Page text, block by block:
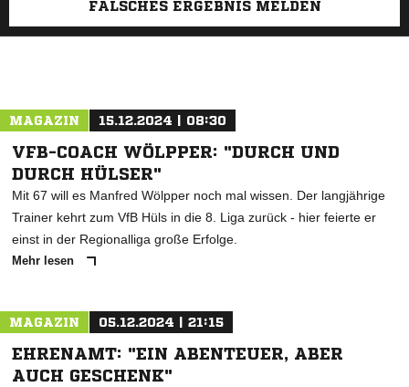
FALSCHES ERGEBNIS MELDEN
MAGAZIN 15.12.2024 | 08:30
VFB-COACH WÖLPPER: "DURCH UND
DURCH HÜLSER"
Mit 67 will es Manfred Wölpper noch mal wissen. Der langjährige
Trainer kehrt zum VfB Hüls in die 8. Liga zurück - hier feierte er
einst in der Regionalliga große Erfolge.
Mehr lesen
MAGAZIN 05.12.2024 | 21:15
EHRENAMT: "EIN ABENTEUER, ABER
AUCH GESCHENK"